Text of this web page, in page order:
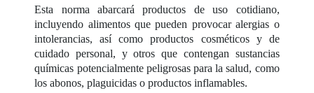
Esta norma abarcará productos de uso cotidiano,
incluyendo alimentos que pueden provocar alergias o
intolerancias, así como productos cosméticos y de
cuidado personal, y otros que contengan sustancias
químicas potencialmente peligrosas para la salud, como
los abonos, plaguicidas o productos inflamables.